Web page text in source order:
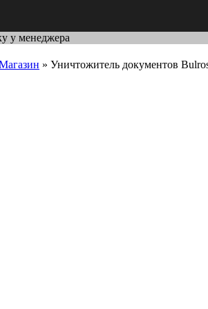
у менеджера
» Уничтожитель документов